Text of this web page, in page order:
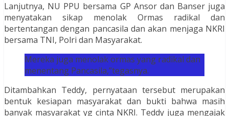
Lanjutnya, NU PPU bersama GP Ansor dan Banser juga
menyatakan sikap menolak Ormas radikal dan
bertentangan dengan pancasila dan akan menjaga NKRI
bersama TNI, Polri dan Masyarakat.
Mereka juga menolak ormas yang radikal dan
menentang Pancasila,”tegasnya.
Ditambahkan Teddy, pernyataan tersebut merupakan
bentuk kesiapan masyarakat dan bukti bahwa masih
banyak masyarakat yg cinta NKRI. Teddy juga mengajak